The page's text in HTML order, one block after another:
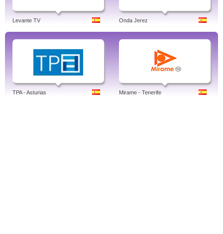
Levante TV Onda Jerez
TPA - Asturias Mirame - Tenerife